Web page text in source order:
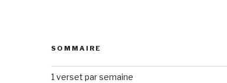
SOMMAIRE
1 verset par semaine